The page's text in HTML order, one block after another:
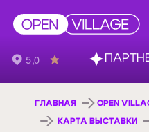
ГЛАВНАЯ OPEN
КАРТА ВЫСТАВКИ